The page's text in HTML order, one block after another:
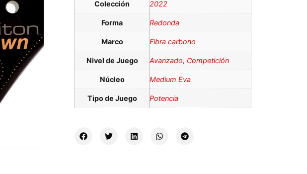
Colección 2022
Forma Redonda
Marco Fibra carbono
Nivel de Juego Avanzado, Competición
Núcleo Medium Eva
Tipo de Juego Potencia